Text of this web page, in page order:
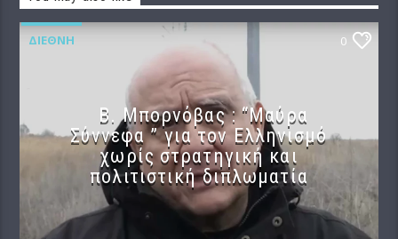
ΔΙΕΘΝΉ 0
B. Μπορνόβας : “Μαύρα
Σύννεφα ” για τον Ελληνισμό
χωρίς στρατηγική και
πολιτιστική διπλωματία